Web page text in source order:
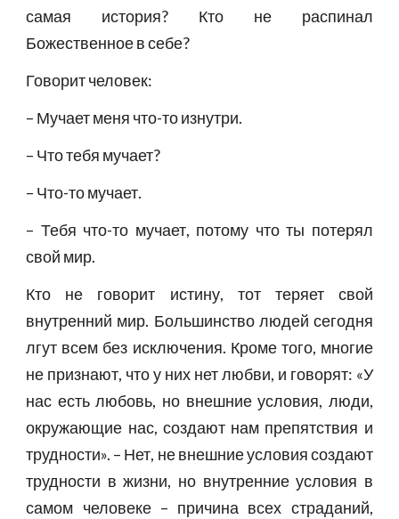
самая история? Кто не распинал
Божественное в себе?
Говорит человек:
– Мучает меня что-то изнутри.
– Что тебя мучает?
– Что-то мучает.
– Тебя что-то мучает, потому что ты потерял
свой мир.
Кто не говорит истину, тот теряет свой
внутренний мир. Большинство людей сегодня
лгут всем без исключения. Кроме того, многие
не признают, что у них нет любви, и говорят: «У
нас есть любовь, но внешние условия, люди,
окружающие нас, создают нам препятствия и
трудности». – Нет, не внешние условия создают
трудности в жизни, но внутренние условия в
самом человеке – причина всех страданий,